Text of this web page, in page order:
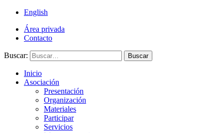
English
Área privada
Contacto
Buscar: Buscar
Inicio
Asociación
Presentación
Organización
Materiales
Participar
Servicios